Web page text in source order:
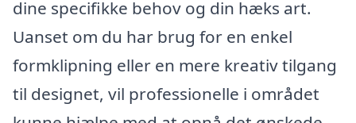
dine specifikke behov og din hæks art.
Uanset om du har brug for en enkel
formklipning eller en mere kreativ tilgang
til designet, vil professionelle i området